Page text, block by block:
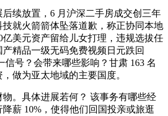
放置，6 月沪深二手房成交创三年
就火箭箭体坠落道歉，称正协同本地
亿美元资产留给儿女打理，违规选拔任
精品一级无码免费视频日元跌回
信号？会带来哪些影响？甘肃 163 名
做为亚太地域的主要国度。
具体进展若何？ 该事务有哪些经
薪 10%，使得他们回国投亲或旅逛